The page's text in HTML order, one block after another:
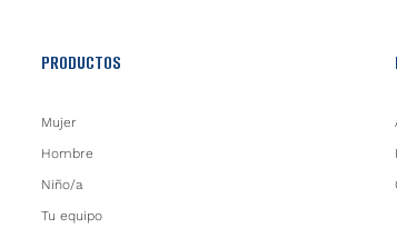
PRODUCTOS
Mujer
Hombre
Niño/a
Tu equipo